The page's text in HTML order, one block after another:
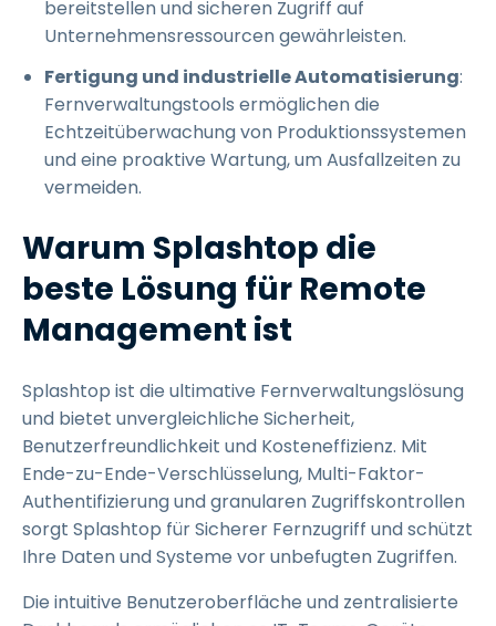
bereitstellen und sicheren Zugriff auf
Unternehmensressourcen gewährleisten.
Fertigung und industrielle Automatisierung:
Fernverwaltungstools ermöglichen die
Echtzeitüberwachung von Produktionssystemen
und eine proaktive Wartung, um Ausfallzeiten zu
vermeiden.
Warum Splashtop die
beste Lösung für Remote
Management ist
Splashtop ist die ultimative Fernverwaltungslösung
und bietet unvergleichliche Sicherheit,
Benutzerfreundlichkeit und Kosteneffizienz. Mit
Ende-zu-Ende-Verschlüsselung, Multi-Faktor-
Authentifizierung und granularen Zugriffskontrollen
sorgt Splashtop für Sicherer Fernzugriff und schützt
Ihre Daten und Systeme vor unbefugten Zugriffen.
Die intuitive Benutzeroberfläche und zentralisierte